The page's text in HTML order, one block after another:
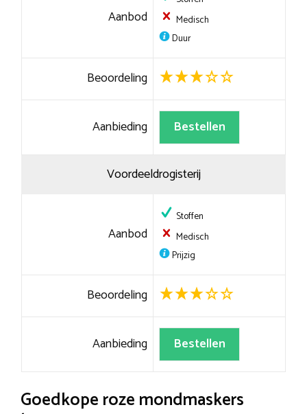
Aanbod
Medisch
Duur
Beoordeling
Aanbieding Bestellen
Voordeeldrogisterij
Aanbod
Stoffen
Medisch
Prijzig
Beoordeling
Aanbieding Bestellen
Goedkope roze mondmaskers